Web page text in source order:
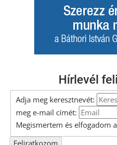
Hírlevél
Adja meg keresztnevét:
meg e-mail címét:
Megismertem és elfogadom a